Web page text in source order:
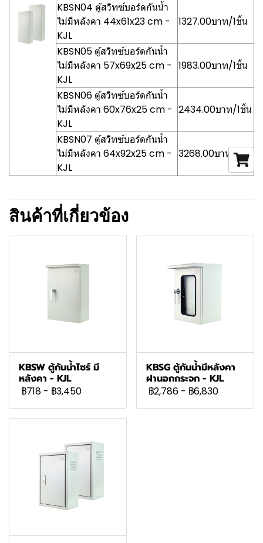
KBSN04 ตู้สวิทซ์บอร์ดกันน้ำ
ไม่มีหลังคา 44x61x23 cm -
KJL
1327.00บาท/1ชิ้น
KBSN05 ตู้สวิทซ์บอร์ดกันน้ำ
ไม่มีหลังคา 57x69x25 cm -
KJL
1983.00บาท/1ชิ้น
KBSN06 ตู้สวิทซ์บอร์ดกันน้ำ
ไม่มีหลังคา 60x76x25 cm -
KJL
2434.00บาท/1ชิ้น
KBSN07 ตู้สวิทซ์บอร์ดกันน้ำ
ไม่มีหลังคา 64x92x25 cm -
KJL
3268.00บาท/1ชิ้น
สินค้าที่เกี่ยวข้อง
KBSW ตู้กันน้ำไซร์ มี
หลังคา - KJL
฿718 - ฿3,450
KBSG ตู้กันน้ำมีหลังคา
ฝานอกกระจก - KJL
฿2,786 - ฿6,830